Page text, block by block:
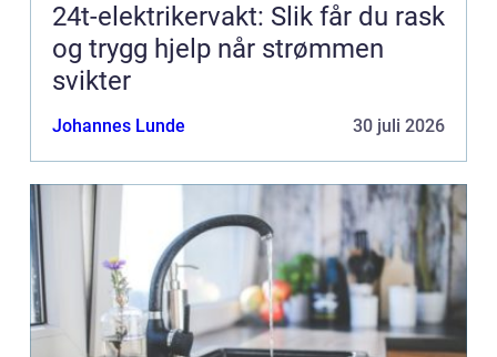
24t-elektrikervakt: Slik får du rask
og trygg hjelp når strømmen
svikter
Johannes Lunde 30 juli 2026